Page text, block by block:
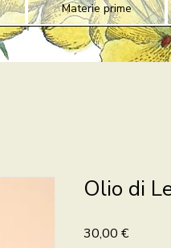
Materie prime
Olio di
30,00 €Prezzo